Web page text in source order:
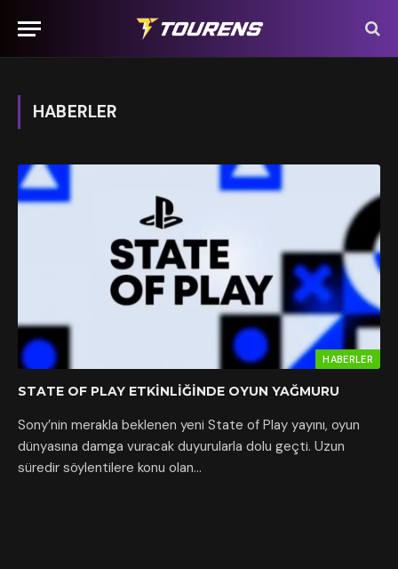
HABERLER
HABERLER
STATE OF PLAY ETKINLIĞINDE OYUN YAĞMURU
Sony’nin merakla beklenen yeni State of Play yayını, oyun
dünyasına damga vuracak duyurularla dolu geçti. Uzun
süredir söylentilere konu olan…